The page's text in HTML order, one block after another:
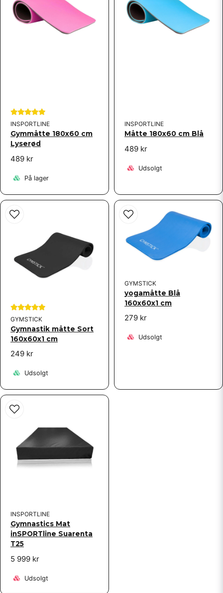
INSPORTLINE
Gymmåtte 180x60 cm
Lyserød
489 kr
På lager
INSPORTLINE
Måtte 180x60 cm Blå
489 kr
Udsolgt
GYMSTICK
Gymnastik måtte Sort
160x60x1 cm
249 kr
Udsolgt
GYMSTICK
yogamåtte Blå
160x60x1 cm
279 kr
Udsolgt
INSPORTLINE
Gymnastics Mat
inSPORTline Suarenta
T25
5 999 kr
Udsolgt